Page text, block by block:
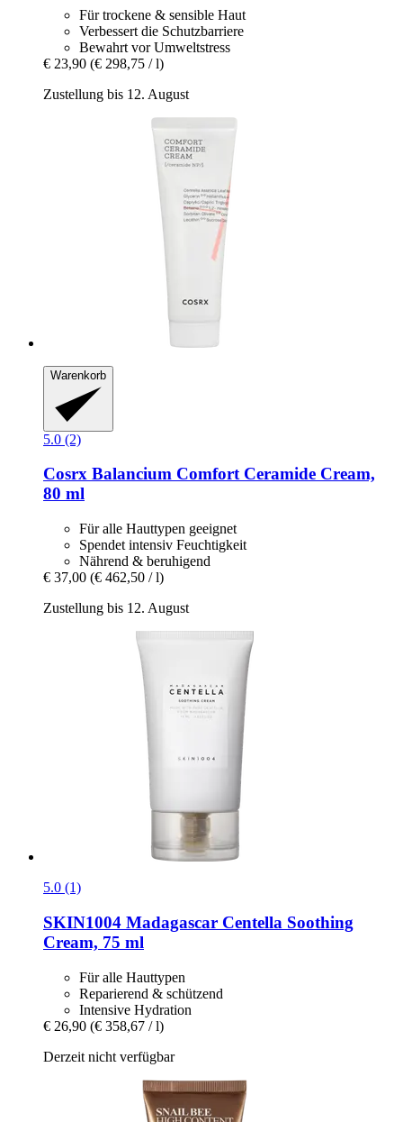
Für trockene & sensible Haut
Verbessert die Schutzbarriere
Bewahrt vor Umweltstress
€ 23,90 (€ 298,75 / l)
Zustellung bis 12. August
Warenkorb
5.0 (2)
Cosrx Balancium Comfort Ceramide Cream,
80 ml
Für alle Hauttypen geeignet
Spendet intensiv Feuchtigkeit
Nährend & beruhigend
€ 37,00 (€ 462,50 / l)
Zustellung bis 12. August
5.0 (1)
SKIN1004 Madagascar Centella Soothing
Cream, 75 ml
Für alle Hauttypen
Reparierend & schützend
Intensive Hydration
€ 26,90 (€ 358,67 / l)
Derzeit nicht verfügbar